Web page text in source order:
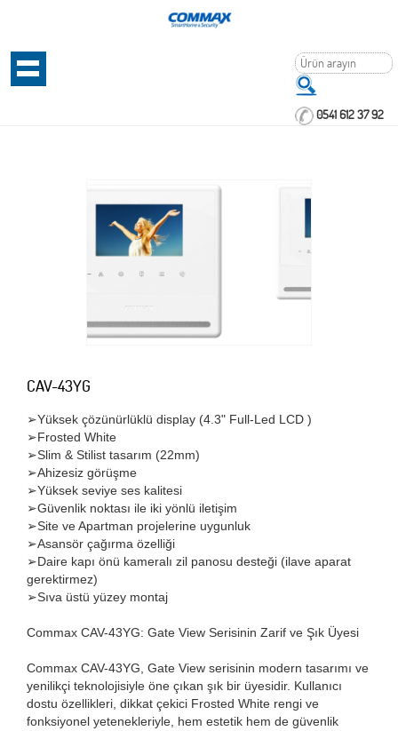
0541 612 37 92
CAV-43YG
➢Yüksek çözünürlüklü display (4.3" Full-Led LCD )
➢Frosted White
➢Slim & Stilist tasarım (22mm)
➢Ahizesiz görüşme
➢Yüksek seviye ses kalitesi
➢Güvenlik noktası ile iki yönlü iletişim
➢Site ve Apartman projelerine uygunluk
➢Asansör çağırma özelliği
➢Daire kapı önü kameralı zil panosu desteği (ilave aparat
gerektirmez)
➢Sıva üstü yüzey montaj
Commax CAV-43YG: Gate View Serisinin Zarif ve Şık Üyesi
Commax CAV-43YG, Gate View serisinin modern tasarımı ve
yenilikçi teknolojisiyle öne çıkan şık bir üyesidir. Kullanıcı
dostu özellikleri, dikkat çekici Frosted White rengi ve
fonksiyonel yetenekleriyle, hem estetik hem de güvenlik